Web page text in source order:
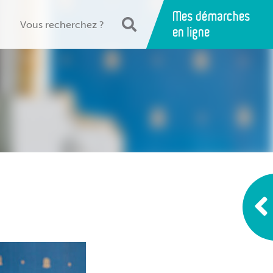
Mes démarches
en ligne